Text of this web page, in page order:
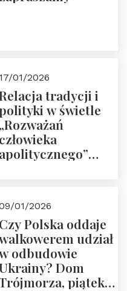
17/01/2026
tradycji i
w świetle
„Rozważań
człowieka
apolitycznego”
18:00.
Zapraszamy!
01/2026
Czy Polska oddaje
udział
odbudowie
Dom
piątek